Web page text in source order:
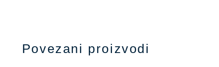
Povezani proizvodi